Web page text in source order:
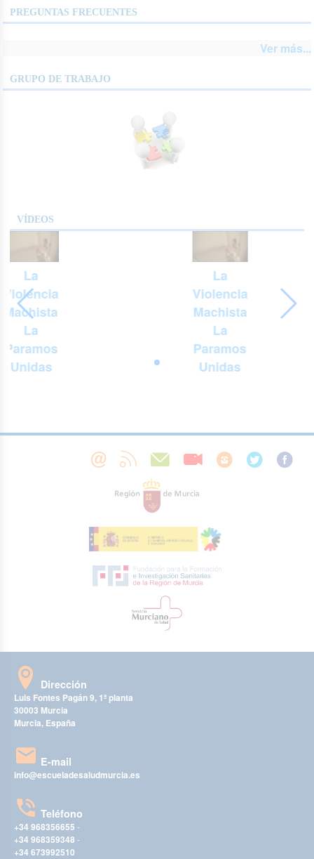
PREGUNTAS FRECUENTES
Ver más...
GRUPO DE TRABAJO
VÍDEOS
La
Violencia
Machista
La
Paramos
Unidas
La
Violencia
Machista
La
Paramos
Unidas
Dirección
Luis Fontes Pagán 9, 1ª planta
30003 Murcia
Murcia, España
E-mail
info@escueladesaludmurcia.es
Teléfono
+34 968356655 -
+34 968359348 -
+34 673992510